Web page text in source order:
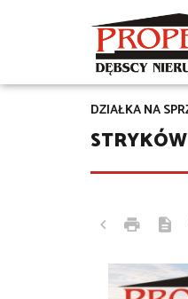
DZIAŁKA NA